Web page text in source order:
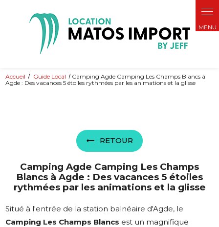
Accueil Guide Local
Camping Agde Camping Les Champs Blancs à
Agde : Des vacances 5 étoiles rythmées par les animations et la glisse
RETOUR
Camping Agde Camping Les Champs
Blancs à Agde : Des vacances 5 étoiles
rythmées par les animations et la glisse
Situé à l'entrée de la station balnéaire d'Agde, le
Camping Les Champs Blancs est un magnifique